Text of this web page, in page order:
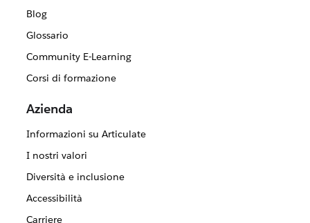
Blog
Glossario
Community E-Learning
Corsi di formazione
Azienda
Informazioni su Articulate
I nostri valori
Diversità e inclusione
Accessibilità
Carriere